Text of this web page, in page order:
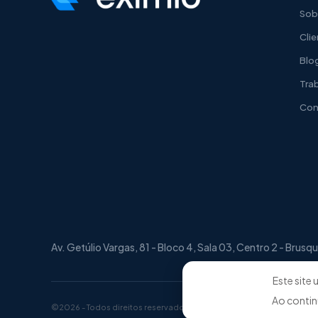
Este site
Ao
Av. Getúlio Vargas, 81 - Bloco 4, Sala 03, Centro 2 -
©2026 - Todos direitos reservados - Exímio TI - Política de